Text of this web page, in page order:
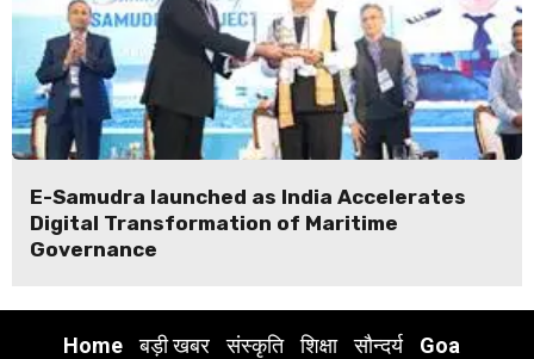
E-Samudra launched as India Accelerates
Digital Transformation of Maritime
Governance
Home बड़ी खबर संस्कृति शिक्षा सौन्दर्य
Goa